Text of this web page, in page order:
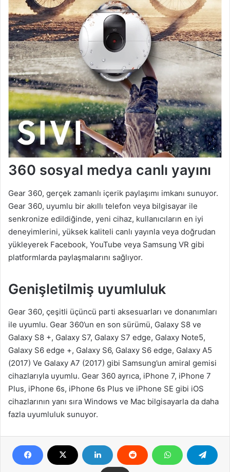
360 sosyal medya canlı yayını
Gear 360, gerçek zamanlı içerik paylaşımı imkanı sunuyor.
Gear 360, uyumlu bir akıllı telefon veya bilgisayar ile
senkronize edildiğinde, yeni cihaz, kullanıcıların en iyi
deneyimlerini, yüksek kaliteli canlı yayınla veya doğrudan
yükleyerek Facebook, YouTube veya Samsung VR gibi
platformlarda paylaşmalarını sağlıyor.
Genişletilmiş uyumluluk
Gear 360, çeşitli üçüncü parti aksesuarları ve donanımları
ile uyumlu. Gear 360’un en son sürümü, Galaxy S8 ve
Galaxy S8 +, Galaxy S7, Galaxy S7 edge, Galaxy Note5,
Galaxy S6 edge +, Galaxy S6, Galaxy S6 edge, Galaxy A5
(2017) Ve Galaxy A7 (2017) gibi Samsung’un amiral gemisi
cihazlarıyla uyumlu. Gear 360 ayrıca, iPhone 7, iPhone 7
Plus, iPhone 6s, iPhone 6s Plus ve iPhone SE gibi iOS
cihazlarının yanı sıra Windows ve Mac bilgisayarla da daha
fazla uyumluluk sunuyor.